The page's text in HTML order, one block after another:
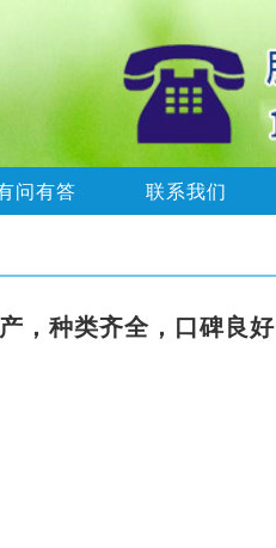
问有答 联系我们
，种类齐全，口碑良好